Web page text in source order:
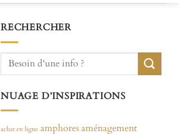
RECHERCHER
NUAGE D’INSPIRATIONS
achat en ligne amphoresaménagement